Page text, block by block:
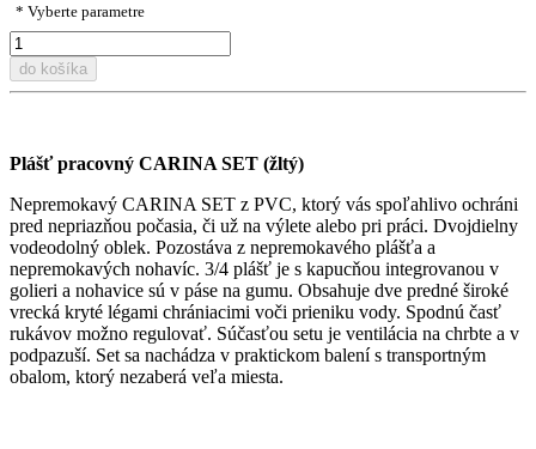
* Vyberte parametre
do košíka
Plášť pracovný CARINA SET (žltý)
Nepremokavý CARINA SET z PVC, ktorý vás spoľahlivo ochráni
pred nepriazňou počasia, či už na výlete alebo pri práci. Dvojdielny
vodeodolný oblek. Pozostáva z nepremokavého plášťa a
nepremokavých nohavíc. 3/4 plášť je s kapucňou integrovanou v
golieri a nohavice sú v páse na gumu. Obsahuje dve predné široké
vrecká kryté légami chrániacimi voči prieniku vody. Spodnú časť
rukávov možno regulovať. Súčasťou setu je ventilácia na chrbte a v
podpazuší. Set sa nachádza v praktickom balení s transportným
obalom, ktorý nezaberá veľa miesta.